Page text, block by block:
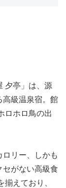
夕亭」は、源
高級温泉宿。館
ロホロ鳥の出
リー、しかも
セがない高級食
えており、